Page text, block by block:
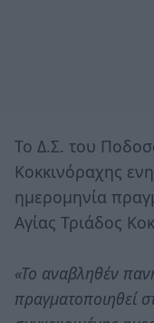
Το Δ.Σ. του
Κοκκινόραχης
ημερομηνία
Αγίας Τριάδος
«Το αναβληθέν
πραγματοποιηθεί